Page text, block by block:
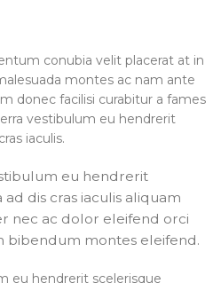
conubia velit placerat at in
montes ac nam ante
donec facilisi curabitur a fames
vestibulum eu hendrerit
iaculis.
eu hendrerit
dis cras iaculis aliquam
nec ac dolor eleifend orci
bibendum montes eleifend.
eu hendrerit scelerisque